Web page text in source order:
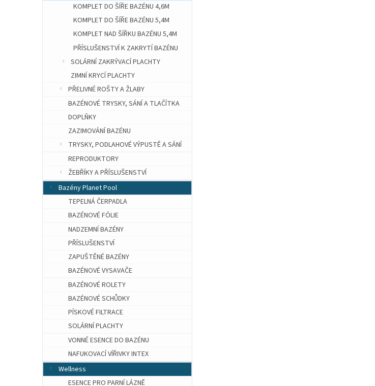
KOMPLET DO ŠÍŘE BAZÉNU 4,6M
KOMPLET DO ŠÍŘE BAZÉNU 5,4M
KOMPLET NAD ŠÍŘKU BAZÉNU 5,4M
PŘÍSLUŠENSTVÍ K ZAKRYTÍ BAZÉNU
SOLÁRNÍ ZAKRÝVACÍ PLACHTY
ZIMNÍ KRYCÍ PLACHTY
PŘELIVNÉ ROŠTY A ŽLABY
BAZÉNOVÉ TRYSKY, SÁNÍ A TLAČÍTKA
DOPLŇKY
ZAZIMOVÁNÍ BAZÉNU
TRYSKY, PODLAHOVÉ VÝPUSTĚ A SÁNÍ
REPRODUKTORY
ŽEBŘÍKY A PŘÍSLUŠENSTVÍ
Bazény Planet Pool
TEPELNÁ ČERPADLA
BAZÉNOVÉ FÓLIE
NADZEMNÍ BAZÉNY
PŘÍSLUŠENSTVÍ
ZAPUŠTĚNÉ BAZÉNY
BAZÉNOVÉ VYSAVAČE
BAZÉNOVÉ ROLETY
BAZÉNOVÉ SCHŮDKY
PÍSKOVÉ FILTRACE
SOLÁRNÍ PLACHTY
VONNÉ ESENCE DO BAZÉNU
NAFUKOVACÍ VÍŘIVKY INTEX
Wellness
ESENCE PRO PARNÍ LÁZNĚ